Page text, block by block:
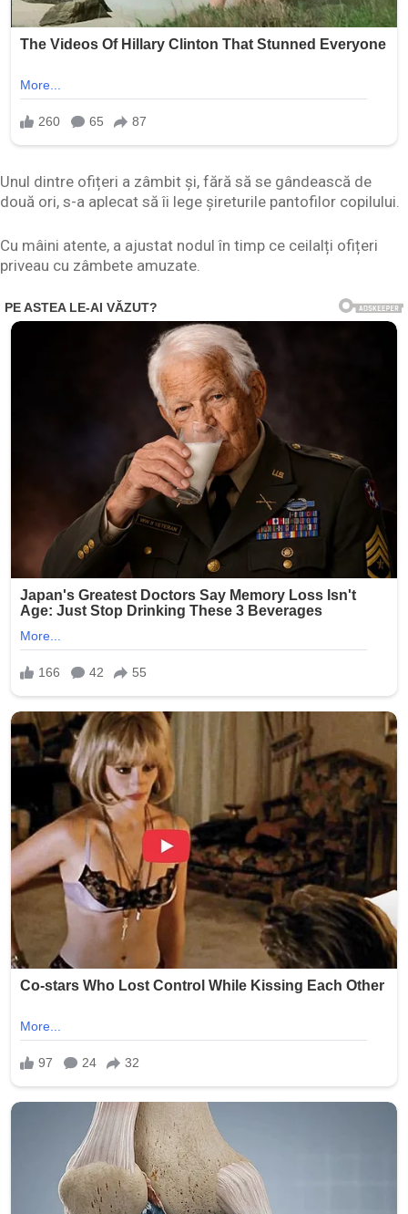
Unul dintre ofițeri a zâmbit și, fără să se gândească de
două ori, s-a aplecat să îi lege șireturile pantofilor copilului.
Cu mâini atente, a ajustat nodul în timp ce ceilalți ofițeri
priveau cu zâmbete amuzate.